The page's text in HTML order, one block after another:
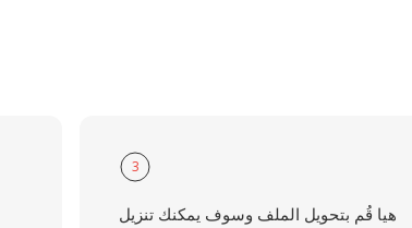
3
هيا قُم بتحويل الملف وسوف يمكنك تنزيل